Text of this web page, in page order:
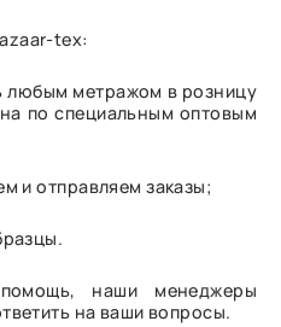
tex:
любым метражом в розницу
по специальным оптовым
и отправляем заказы;
наши менеджеры
на ваши вопросы.